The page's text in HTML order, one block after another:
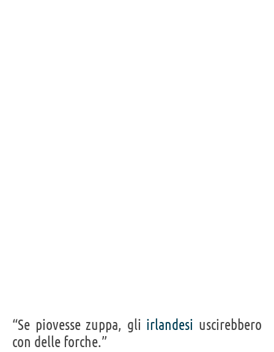
“Se piovesse zuppa, gli irlandesi uscirebbero
con delle forche.”